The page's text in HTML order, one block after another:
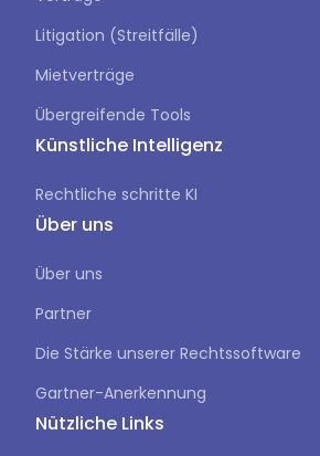
Litigation (Streitfälle)
Mietverträge
Übergreifende Tools
Künstliche Intelligenz
Rechtliche schritte KI
Über uns
Über uns
Partner
Die Stärke unserer Rechtssoftware
Gartner-Anerkennung
Nützliche Links